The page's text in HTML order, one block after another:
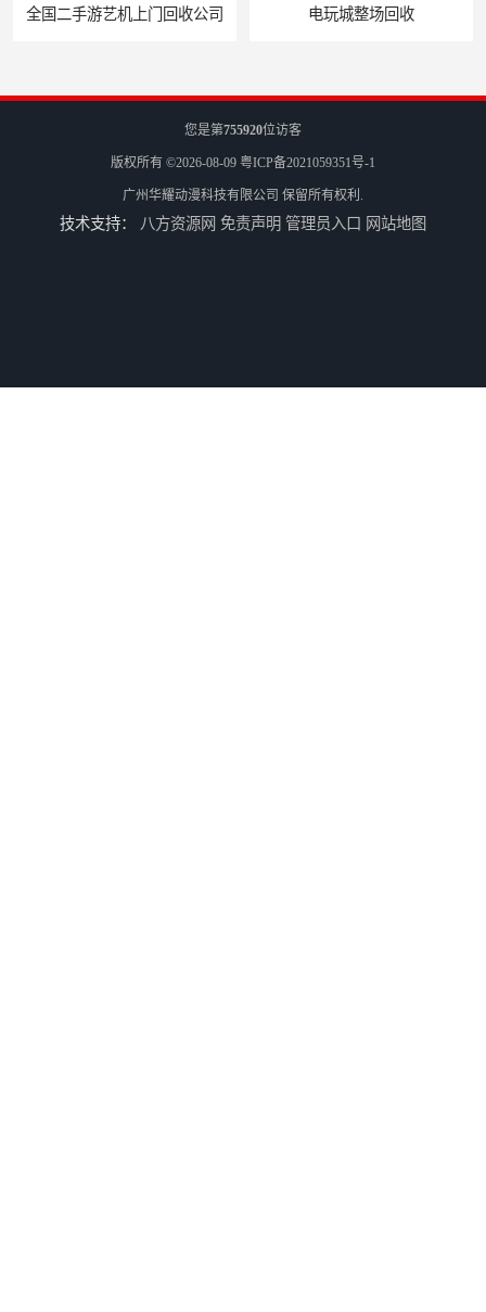
电玩城整场回收 儿童机回收
您是第755920位访客
版权所有 ©2026-08-09 粤ICP备2021059351号-1
广州华耀动漫科技有限公司 保留所有权利.
技术支持： 八方资源网 免责声明 管理员入口 网站地图